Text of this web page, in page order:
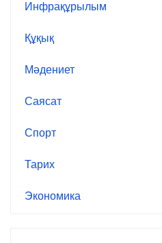
Инфрақұрылым
Құқық
Мәдениет
Саясат
Спорт
Тарих
Экономика